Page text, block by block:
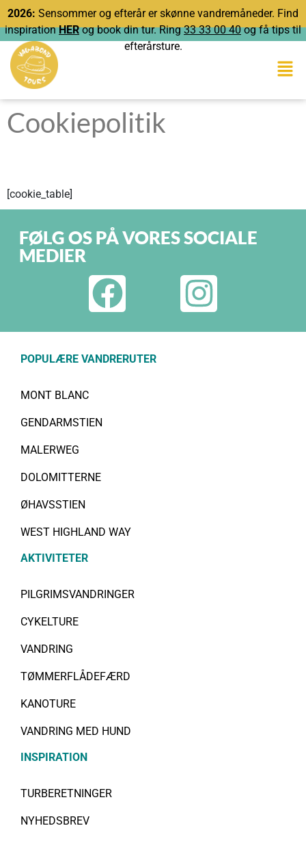
2026: Sensommer og efterår er skønne vandremåneder. Find
inspiration HERog book din tur. Ring33 33 00 40 og få tips til
efterårsture.
Cookiepolitik
[cookie_table]
FØLG OS PÅ VORES SOCIALE
MEDIER
POPULÆRE VANDRERUTER
MONT BLANC
GENDARMSTIEN
MALERWEG
DOLOMITTERNE
ØHAVSSTIEN
WEST HIGHLAND WAY
AKTIVITETER
PILGRIMSVANDRINGER
CYKELTURE
VANDRING
TØMMERFLÅDEFÆRD
KANOTURE
VANDRING MED HUND
INSPIRATION
TURBERETNINGER
NYHEDSBREV